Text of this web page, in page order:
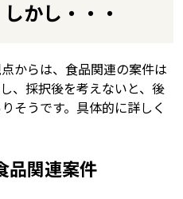
かし・・・
からは、食品関連の案件は
、採択後を考えないと、後
そうです。具体的に詳しく
品関連案件